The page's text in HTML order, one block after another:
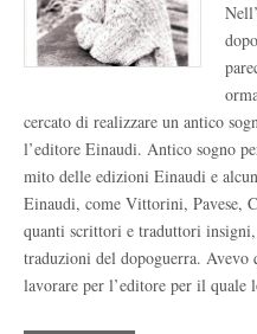
cercato di realizzare un antico
l’editore Einaudi. Antico sogno
mito delle edizioni Einaudi e
Einaudi, come Vittorini, Pavese,
quanti scrittori e traduttori
traduzioni del dopoguerra. Avevo
lavorare per l’editore per il quale